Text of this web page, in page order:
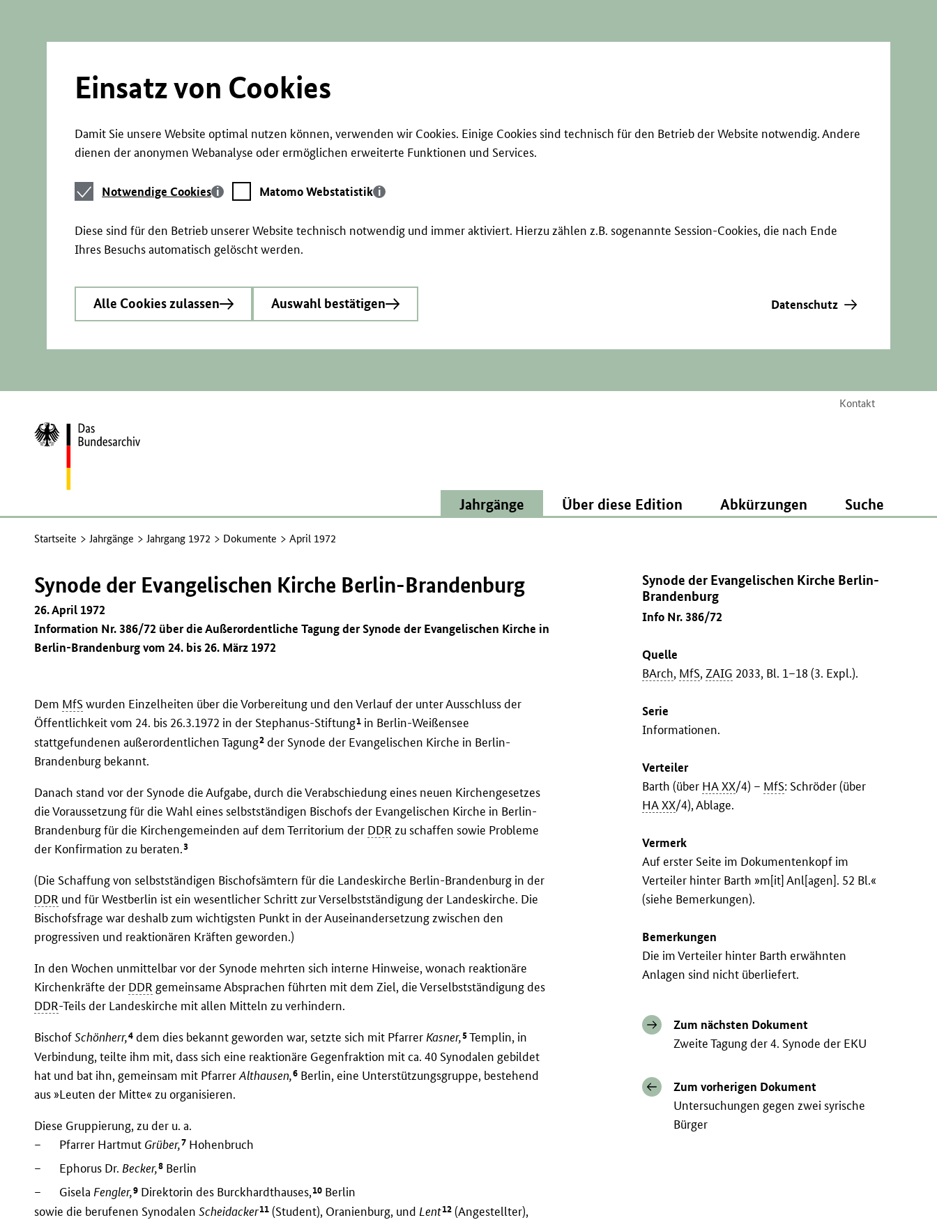
Einsatz von Cookies
Damit Sie unsere Website optimal nutzen können, verwenden wir Cookies. Einige Cookies sind technisch für den Betrieb der Website notwendig. Andere
dienen der anonymen Webanalyse oder ermöglichen erweiterte Funktionen und Services.
Notwendige
Cookies
Notwendige Cookies
Matomo
Webstatistik
Matomo Webstatistik
Diese sind für den Betrieb unserer Website technisch notwendig und immer aktiviert. Hierzu zählen z.B. sogenannte Session-Cookies, die nach Ende
Ihres Besuchs automatisch gelöscht werden.
Alle Cookies zulassen Auswahl bestätigen Datenschutz
Kontakt
Zur
Startseite
Jahrgänge Über diese Edition Abkürzungen Suche
Startseite Jahrgänge Jahrgang 1972 Dokumente April 1972
Synode der Evangelischen Kirche Berlin-
Brandenburg
Info Nr. 386/72
Quelle
BArch, MfS,ZAIG 2033, Bl. 1–18 (3. Expl.).
Serie
Informationen.
Verteiler
Barth (über HA XX/4) – MfS: Schröder (über
HA XX/4), Ablage.
Vermerk
Auf erster Seite im Dokumentenkopf im
Verteiler hinter Barth »m[it] Anl[agen]. 52 Bl.«
(siehe Bemerkungen).
Bemerkungen
Die im Verteiler hinter Barth erwähnten
Anlagen sind nicht überliefert.
Zum nächsten Dokument
Zweite Tagung der 4. Synode der EKU
Zum vorherigen Dokument
Untersuchungen gegen zwei syrische
Bürger
Synode der Evangelischen Kirche Berlin-Brandenburg
26. April 1972
Information Nr. 386/72 über die Außerordentliche Tagung der Synode der Evangelischen Kirche in
Berlin-Brandenburg vom 24. bis 26. März 1972
Dem MfSwurden Einzelheiten über die Vorbereitung und den Verlauf der unter Ausschluss der
Öffentlichkeit vom 24. bis 26.3.1972 in der Stephanus-Stiftung1 in Berlin-Weißensee
stattgefundenen außerordentlichen Tagung2 der Synode der Evangelischen Kirche in Berlin­
Brandenburg bekannt.
Danach stand vor der Synode die Aufgabe, durch die Verabschiedung eines neuen Kirchengesetzes
die Voraussetzung für die Wahl eines selbstständigen Bischofs der Evangelischen Kirche in Berlin-
Brandenburg für die Kirchengemeinden auf dem Territorium der DDR zu schaffen sowie Probleme
der Konfirmation zu beraten.3
(Die Schaffung von selbstständigen Bischofsämtern für die Landeskirche Berlin-Brandenburg in der
DDR und für Westberlin ist ein wesentlicher Schritt zur Verselbstständigung der Landeskirche. Die
Bischofsfrage war deshalb zum wichtigsten Punkt in der Auseinandersetzung zwischen den
progressiven und reaktionären Kräften geworden.)
In den Wochen unmittelbar vor der Synode mehrten sich interne Hinweise, wonach reaktionäre
Kirchenkräfte der DDR gemeinsame Absprachen führten mit dem Ziel, die Verselbstständigung des
DDR-Teils der Landeskirche mit allen Mitteln zu verhindern.
BischofSchönherr,4 dem dies bekannt geworden war, setzte sich mit Pfarrer Kasner,5Templin, in
Verbindung, teilte ihm mit, dass sich eine reaktionäre Gegenfraktion mit ca. 40 Synodalen gebildet
hat und bat ihn, gemeinsam mit PfarrerAlthausen,6 Berlin, eine Unterstützungsgruppe, bestehend
aus »Leuten der Mitte« zu organisieren.
Diese Gruppierung, zu der u. a.
–
Pfarrer Hartmut Grüber,7 Hohenbruch
–
Ephorus Dr. Becker,8 Berlin
–
Gisela Fengler,9 Direktorin des Burckhardthauses,10 Berlin
sowie die berufenen SynodalenScheidacker11 (Student), Oranienburg, und Lent12 (Angestellter),